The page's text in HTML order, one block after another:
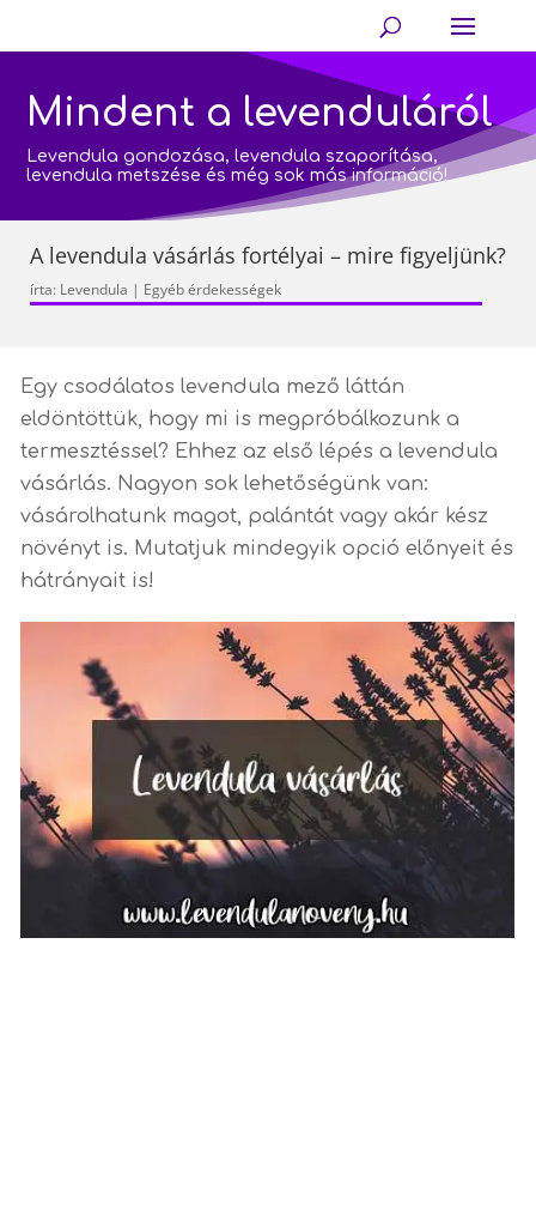
Mindent a levenduláról
Levendula gondozása, levendula szaporítása,
levendula metszése és még sok más információ!
A levendula vásárlás fortélyai – mire figyeljünk?
írta: Levendula | Egyéb érdekességek
Egy csodálatos levendula mező láttán
eldöntöttük, hogy mi is megpróbálkozunk a
termesztéssel? Ehhez az első lépés a levendula
vásárlás. Nagyon sok lehetőségünk van:
vásárolhatunk magot, palántát vagy akár kész
növényt is. Mutatjuk mindegyik opció előnyeit és
hátrányait is!